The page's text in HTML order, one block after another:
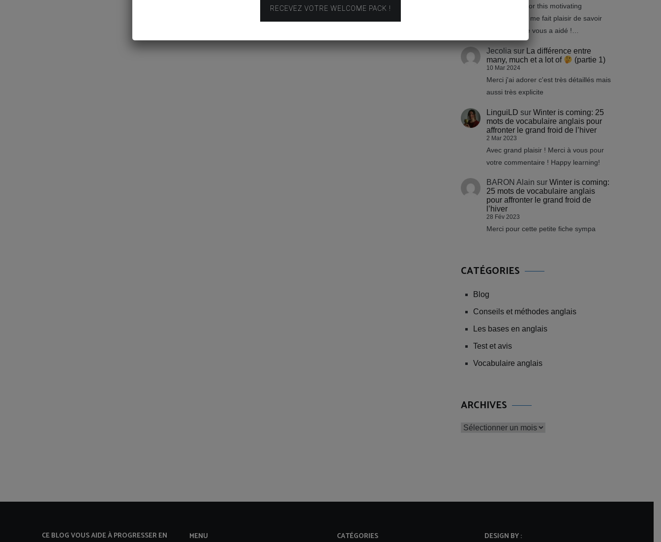
Thanks a lot for this motivating
comment! Ça me fait plaisir de savoir
que cet article vous a aidé !…
Jecolia sur La différence entre
many, much et a lot of
(partie 1)
10 Mar 2024
Merci j'ai adorer c'est très détaillés mais
aussi très explicite
LinguiLD sur Winter is coming: 25
mots de vocabulaire anglais pour
affronter le grand froid de l’hiver
2 Mar 2023
Avec grand plaisir ! Merci à vous pour
votre commentaire ! Happy learning!
BARON Alain sur Winter is coming:
25 mots de vocabulaire anglais
pour affronter le grand froid de
l’hiver
28 Fév 2023
Merci pour cette petite fiche sympa
CATÉGORIES
Blog
Conseils et méthodes anglais
Les bases en anglais
Test et avis
Vocabulaire anglais
ARCHIVES
Archives
CE BLOG VOUS AIDE À PROGRESSER EN
MENU CATÉGORIES DESIGN BY :
RECEVEZ VOTRE WELCOME PACK !